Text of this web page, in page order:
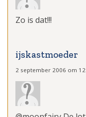
Zo is dat!!!
ijskastmoeder
2 september 2006 om